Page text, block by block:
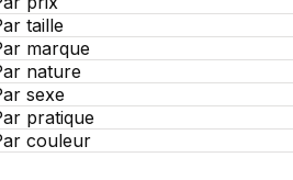
taille
marque
nature
sexe
pratique
couleur